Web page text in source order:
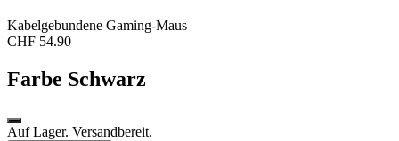
Kabelgebundene Gaming-Maus
CHF 54.90
Farbe Schwarz
Auf Lager. Versandbereit.